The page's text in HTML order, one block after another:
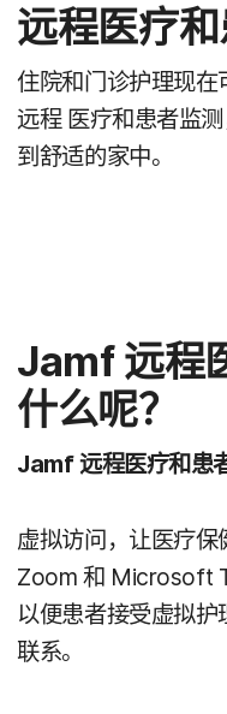
远程​医疗​
住院​和​门诊​护理​现
远程 医疗​和​患者​监
到​舒适​的​家中。
Jamf远程​
什么​呢？
Jamf远程​医疗​和​患
虚拟​访问，​让​医​疗​
Zoom和 Microsoft
以便患者​接受​虚​拟​
联系。